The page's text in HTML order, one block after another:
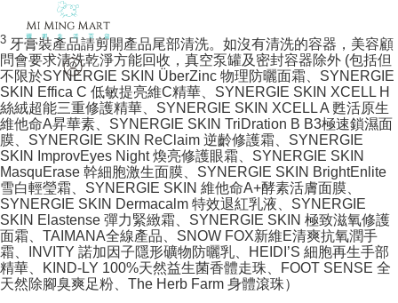
3 牙膏裝產品請剪開產品尾部清洗。如沒有清洗的容器，美容顧
問會要求清洗乾淨方能回收，真空泵罐及密封容器除外 (包括但
不限於SYNERGIE SKIN ÜberZinc 物理防曬面霜、SYNERGIE
SKIN Effica C 低敏提亮維C精華、SYNERGIE SKIN XCELL H
絲絨超能三重修護精華、SYNERGIE SKIN XCELL A 甦活原生
維他命A昇華素、SYNERGIE SKIN TriDration B B3極速鎖濕面
膜、SYNERGIE SKIN ReClaim 逆齡修護霜、SYNERGIE
SKIN ImprovEyes Night 煥亮修護眼霜、SYNERGIE SKIN
MasquErase 幹細胞激生面膜、SYNERGIE SKIN BrightEnlite
雪白輕瑩霜、SYNERGIE SKIN 維他命A+酵素活膚面膜、
SYNERGIE SKIN Dermacalm 特效退紅乳液、SYNERGIE
SKIN Elastense 彈力緊緻霜、SYNERGIE SKIN 極致滋氧修護
面霜、TAIMANA全線產品、SNOW FOX新維E清爽抗氧潤手
霜、INVITY 諾加因子隱形礦物防曬乳、HEIDI’S 細胞再生手部
精華、KIND-LY 100%天然益生菌香體走珠、FOOT SENSE 全
天然除腳臭爽足粉、The Herb Farm 身體滾珠）